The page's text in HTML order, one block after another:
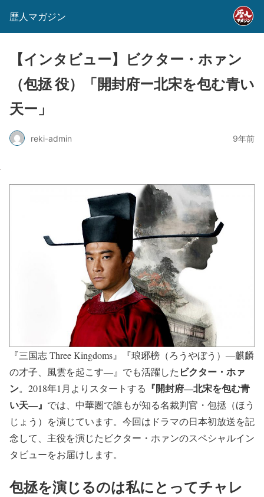
歴人マガジン
【インタビュー】ビクター・ホァン
（包拯 役）「開封府ー北宋を包む青い
天ー」
reki-admin 9年前
『三国志 Three Kingdoms』『琅琊榜（ろうやぼう）―麒麟
の才子、風雲を起こす―』でも活躍した ビクター・ホァ
ン。2018年1月よりスタートする 『開封府―北宋を包む青
い天―』 では、中華圏で誰もが知る名裁判官・包拯（ほう
じょう）を演じています。今回はドラマの日本初放送を記
念して、主役を演じたビクター・ホァンのスペシャルイン
タビューをお届けします。
包拯を演じるのは私にとってチャレ